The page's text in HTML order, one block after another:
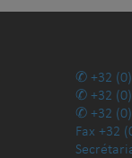
+32
+32
+32
Fax +32